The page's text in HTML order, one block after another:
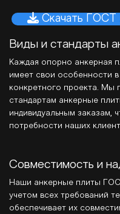
Скачать ГОСТ
Виды и стандарты
Каждая опорно анкерная
имеет свои особенности
конкретного проекта. Мы
стандартам анкерные
индивидуальным заказам,
потребности наших
Совместимость и
Наши анкерные плиты
учетом всех требований
обеспечивает их